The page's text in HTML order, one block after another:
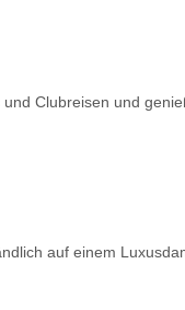
Clubreisen und
auf einem